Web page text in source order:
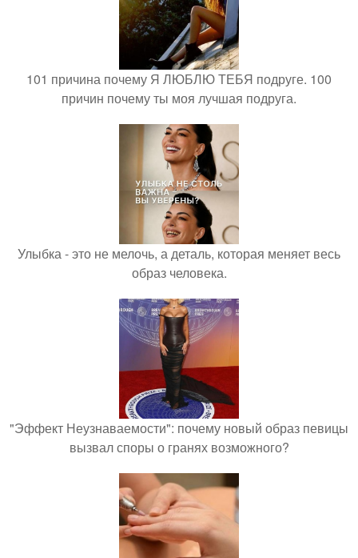
101 причина почему Я ЛЮБЛЮ ТЕБЯ подруге. 100
причин почему ты моя лучшая подруга.
Улыбка - это не мелочь, а деталь, которая меняет весь
образ человека.
"Эффект Неузнаваемости": почему новый образ певицы
вызвал споры о гранях возможного?